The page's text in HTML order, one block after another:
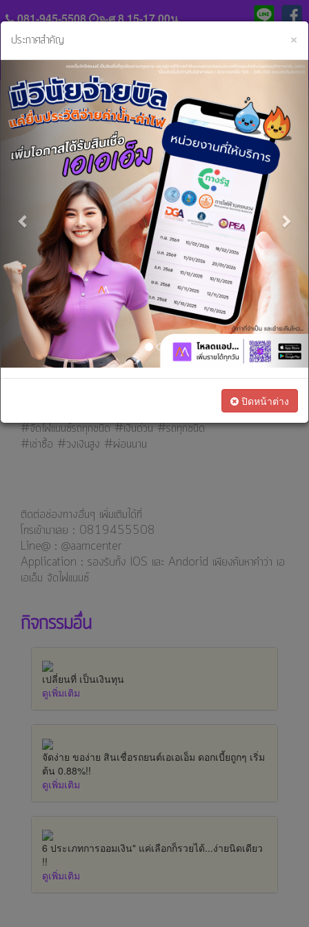
081-945-5508 จ-ศ 8.15-17.00น.
แจ้ง
หลัก
ฐาน
ชำระ
เชื่อ
และ
บริการ
ทางการ
เงิน
ตัวแทน
ทางการ
ประวัติ
ความ
เป็น
กับ
ติดต่อ
เรา
ข่าวสารและกิจกรรม
ผ่อนนานได้ สบายๆ สูงสุดถึง 60 งวด เล๊ยยยยย !!!!!
ผ่อนนานได้ สบายๆ สูงสุดถึง 60 งวด
เล๊ยยยยย !!!!!
12 ธ.ค. 2562 15:26:03 น.
ผ่อนนานได้ สบายๆ สูงสุดถึง 60 งวด เล๊ยยยยย !!!!!
กับสินเชื่อรถบรรทุกที่เอเอเอ็มจัดไฟแนนซ์ .....
จัดไม่ต้องจอด ไม่ต้องโอนเล่ม
"วงเงินสินเชื่อขึ้นอยู่กับคุณภาพของหลักประกันและเครดิตของลูกค้าเป็น
หลัก"
โทร. 081-9455508
#จัดไฟแนนซ์รถทุกชนิด #เงินด่วน #รถทุกชนิด
#เช่าซื้อ #วงเงินสูง #ผ่อนนาน
ติดต่อช่องทางอื่นๆ เพิ่มเติมได้ที่
โทรเข้ามาเลย : 0819455508
Line@ : @aamcenter
⁣⁣⁣Application : รองรับทั้ง IOS และ Andorid เพียงค้นหาคำว่า เอ
เอเอ็ม จัดไฟแนนซ์
กิจกรรมอื่น
เปลี่ยนที่ เป็นเงินทุน
ดูเพิ่มเติม
จัดง่าย ของ่าย สินเชื่อรถยนต์เอเอเอ็ม ดอกเบี้ยถูกๆ เริ่ม
ต้น 0.88%!!
ดูเพิ่มเติม
6 ประเภทการออมเงิน" แค่เลือกก็รวยได้...ง่ายนิดเดียว
!!
ดูเพิ่มเติม
×
ประกาศสำคัญ
Previous
ปิดหน้าต่าง